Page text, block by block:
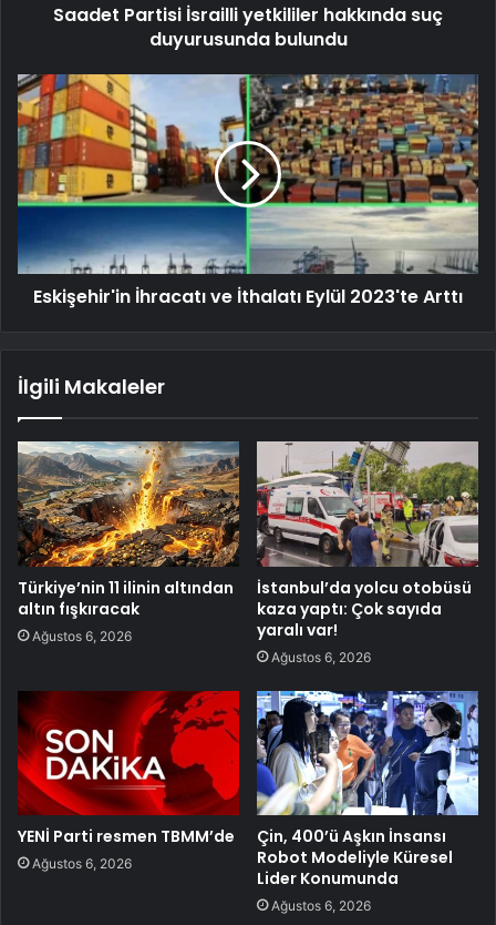
Saadet Partisi İsrailli yetkililer hakkında suç
duyurusunda bulundu
Eskişehir'in İhracatı ve İthalatı Eylül 2023'te Arttı
İlgili Makaleler
Türkiye’nin 11 ilinin altından
altın fışkıracak
Ağustos 6, 2026
İstanbul’da yolcu otobüsü
kaza yaptı: Çok sayıda
yaralı var!
Ağustos 6, 2026
YENİ Parti resmen TBMM’de
Ağustos 6, 2026
Çin, 400’ü Aşkın İnsansı
Robot Modeliyle Küresel
Lider Konumunda
Ağustos 6, 2026